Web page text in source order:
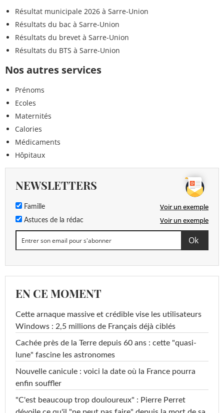
Résultat municipale 2026 à Sarre-Union
Résultats du bac à Sarre-Union
Résultats du brevet à Sarre-Union
Résultats du BTS à Sarre-Union
Nos autres services
Prénoms
Ecoles
Maternités
Calories
Médicaments
Hôpitaux
NEWSLETTERS
Famille Voir un exemple
Astuces de la rédac Voir un exemple
EN CE MOMENT
Cette arnaque massive et crédible vise les utilisateurs
Windows : 2,5 millions de Français déjà ciblés
Cachée près de la Terre depuis 60 ans : cette "quasi-
lune" fascine les astronomes
Nouvelle canicule : voici la date où la France pourra
enfin souffler
"C'est beaucoup trop douloureux" : Pierre Perret